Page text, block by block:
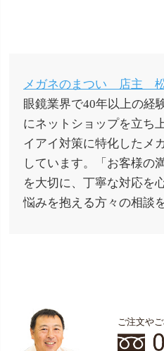
メガネのまつい 店主
眼鏡業界で40年以上の経
にネットショップを立ち
イアイ対策に特化したメ
しています。「お客様の
を大切に、丁寧な対応を
悩みを抱える方々の相談
ご注文や